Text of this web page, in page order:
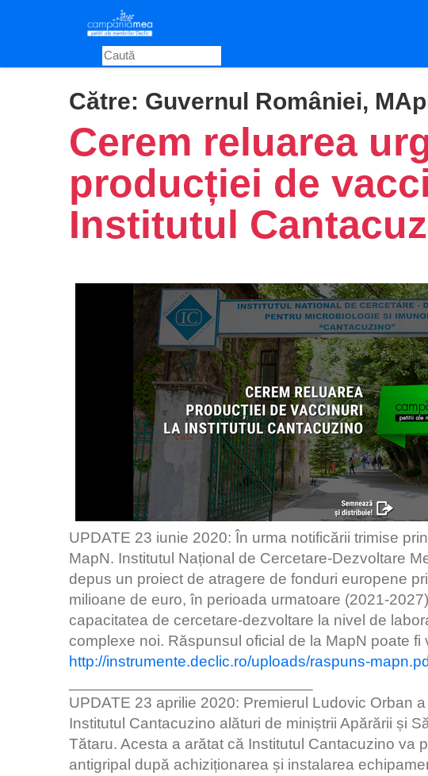
content
Către: Guvernul României,
Cerem reluarea
producției de
Institutul
UPDATE 23 iunie 2020: În urma notificării trimise
MapN. Institutul Național de Cercetare-Dezvoltare
depus un proiect de atragere de fonduri europene
milioane de euro, în perioada urmatoare (2021-
capacitatea de cercetare-dezvoltare la nivel de
complexe noi. Răspunsul oficial de la MapN poate fi
http://instrumente.declic.ro/uploads/raspuns-
UPDATE 23 aprilie 2020: Premierul Ludovic Orban
Institutul Cantacuzino alături de miniștrii Apărării și
Tătaru. Acesta a arătat că Institutul Cantacuzino va
antigripal după achiziționarea și instalarea